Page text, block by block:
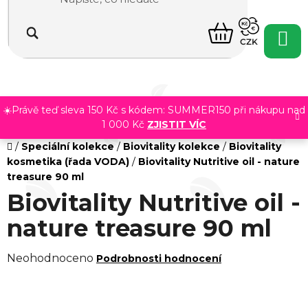
obsah
☀️Právě teď sleva 150 Kč s kódem: SUMMER150 při nákupu nad
1 000 Kč ZJISTIT VÍC
NÁKUPNÍ
KOŠÍK
CZK
Domů
/ Speciální kolekce / Biovitality kolekce / Biovitality
kosmetika (řada VODA) / Biovitality Nutritive oil - nature
treasure 90 ml
Biovitality Nutritive oil -
nature treasure 90 ml
Průměrné
Neohodnoceno Podrobnosti hodnocení